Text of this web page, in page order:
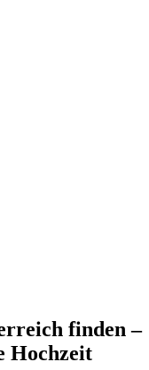
finden –
Hochzeit